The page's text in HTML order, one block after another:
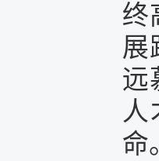
终
展
远
人
命